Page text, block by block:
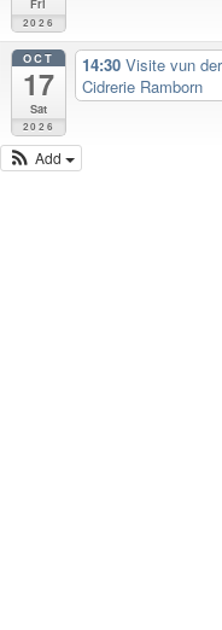
Fri
2026
OCT
17
Sat
2026
14:30Visite vun
Cidrerie Ramborn
Add